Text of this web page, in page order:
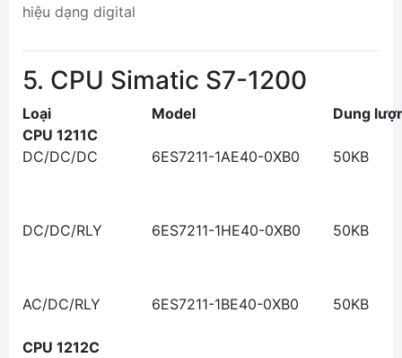
hiệu dạng digital
5. CPU Simatic S7-1200
Loại Model
Dung
CPU 1211C
DC/DC/DC
6ES7211-1AE40-0XB0 50KB
DC/DC/RLY 6ES7211-1HE40-0XB0 50KB
AC/DC/RLY 6ES7211-1BE40-0XB0 50KB
CPU 1212C